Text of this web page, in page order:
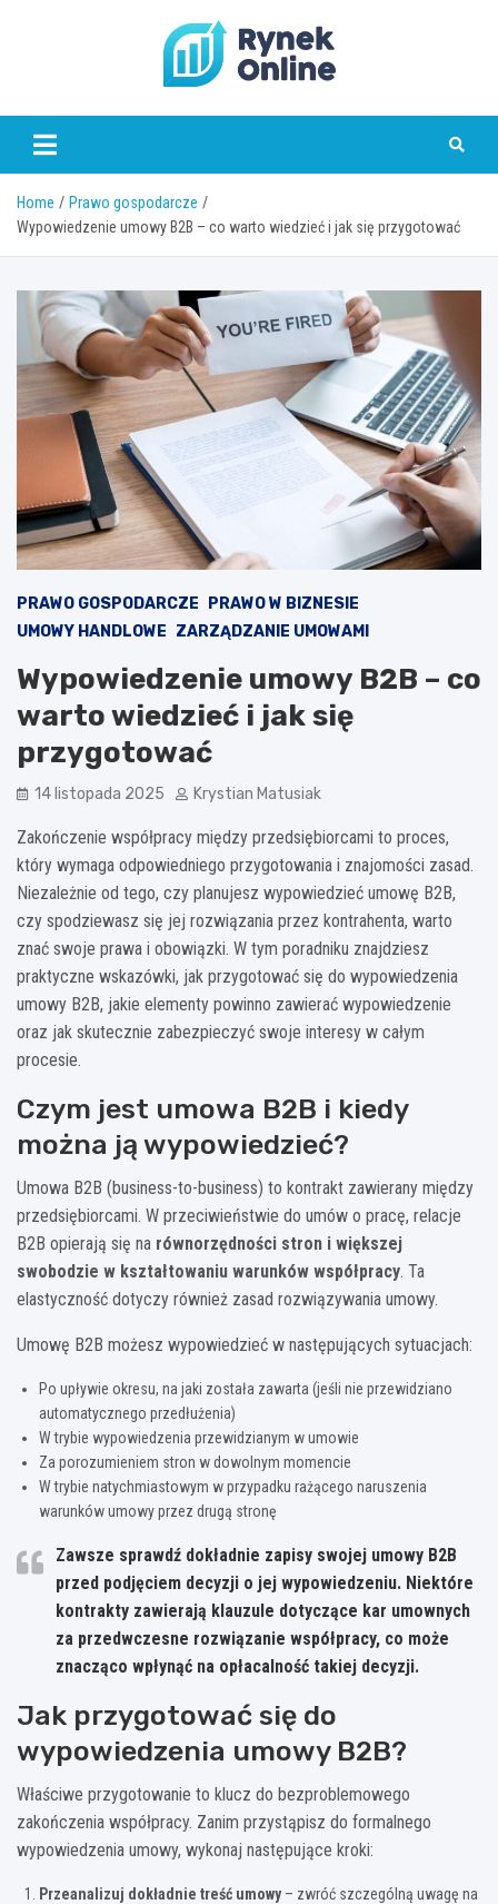
www.rynekonline.pl
Home
Prawo gospodarcze
Wypowiedzenie umowy B2B – co warto wiedzieć i jak się przygotować
PRAWO GOSPODARCZE
PRAWO W BIZNESIE
UMOWY HANDLOWE ZARZĄDZANIE UMOWAMI
Wypowiedzenie umowy B2B – co
warto wiedzieć i jak się
przygotować
14 listopada 2025 Krystian Matusiak
Zakończenie współpracy między przedsiębiorcami to proces,
który wymaga odpowiedniego przygotowania i znajomości zasad.
Niezależnie od tego, czy planujesz wypowiedzieć umowę B2B,
czy spodziewasz się jej rozwiązania przez kontrahenta, warto
znać swoje prawa i obowiązki. W tym poradniku znajdziesz
praktyczne wskazówki, jak przygotować się do wypowiedzenia
umowy B2B, jakie elementy powinno zawierać wypowiedzenie
oraz jak skutecznie zabezpieczyć swoje interesy w całym
procesie.
Czym jest umowa B2B i kiedy
można ją wypowiedzieć?
Umowa B2B (business-to-business) to kontrakt zawierany między
przedsiębiorcami. W przeciwieństwie do umów o pracę, relacje
B2B opierają się na równorzędności stron i większej
swobodzie w kształtowaniu warunków współpracy. Ta
elastyczność dotyczy również zasad rozwiązywania umowy.
Umowę B2B możesz wypowiedzieć w następujących sytuacjach:
Po upływie okresu, na jaki została zawarta (jeśli nie przewidziano
automatycznego przedłużenia)
W trybie wypowiedzenia przewidzianym w umowie
Za porozumieniem stron w dowolnym momencie
W trybie natychmiastowym w przypadku rażącego naruszenia
warunków umowy przez drugą stronę
Zawsze sprawdź dokładnie zapisy swojej umowy B2B
przed podjęciem decyzji o jej wypowiedzeniu. Niektóre
kontrakty zawierają klauzule dotyczące kar umownych
za przedwczesne rozwiązanie współpracy, co może
znacząco wpłynąć na opłacalność takiej decyzji.
Jak przygotować się do
wypowiedzenia umowy B2B?
Właściwe przygotowanie to klucz do bezproblemowego
zakończenia współpracy. Zanim przystąpisz do formalnego
wypowiedzenia umowy, wykonaj następujące kroki:
Przeanalizuj dokładnie treść umowy– zwróć szczególną uwagę na